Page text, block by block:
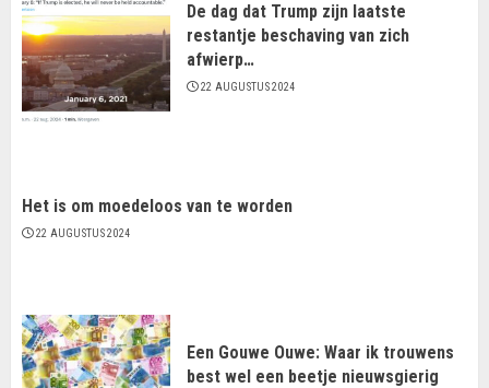
De dag dat Trump zijn laatste
restantje beschaving van zich
afwierp…
22 AUGUSTUS 2024
Het is om moedeloos van te worden
22 AUGUSTUS 2024
Een Gouwe Ouwe: Waar ik trouwens
best wel een beetje nieuwsgierig